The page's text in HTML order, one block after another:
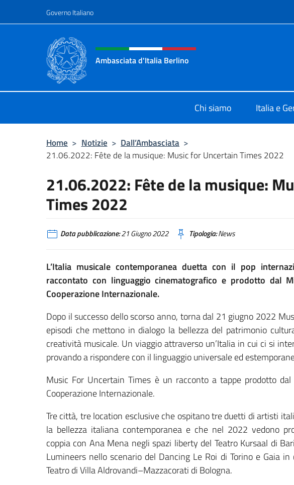
Governo Italiano
Intestazione sito, social e menù
Ambasciata d'Italia Berlino
Chi siamo Italia e
Home > Notizie > Dall’Ambasciata >
21.06.2022: Fête de la musique: Music for Uncertain Times 2022
21.06.2022: Fête de la musique:
Times 2022
Data pubblicazione:21 Giugno 2022 Tipologia:News
L’Italia musicale contemporanea duetta con il pop
raccontato con linguaggio cinematografico e prodotto dal
Cooperazione Internazionale.
Dopo il successo dello scorso anno, torna dal 21 giugno 2022
episodi che mettono in dialogo la bellezza del patrimonio
creatività musicale. Un viaggio attraverso un’Italia in cui ci si
provando a rispondere con il linguaggio universale ed
Music For Uncertain Times è un racconto a tappe prodotto
Cooperazione Internazionale.
Tre città, tre location esclusive che ospitano tre duetti di artisti
la bellezza italiana contemporanea e che nel 2022 vedono
coppia con Ana Mena negli spazi liberty del Teatro Kursaal di
Lumineers nello scenario del Dancing Le Roi di Torino e Gaia
Teatro di Villa Aldrovandi–Mazzacorati di Bologna.